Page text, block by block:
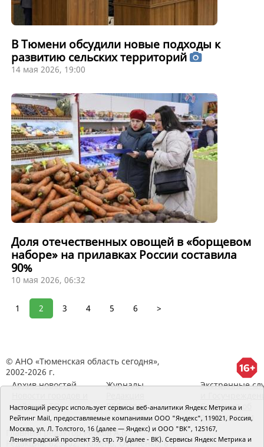
В Тюмени обсудили новые подходы к
развитию сельских территорий
14 мая 2026, 19:00
Доля отечественных овощей в «борщевом
наборе» на прилавках России составила
90%
10 мая 2026, 06:32
1 2 3 4 5 6 >
© АНО «Тюменская область сегодня»,
2002-2026 г.
Архив новостей
районов ТО
Журналы
RSS поток
Экстренные
Сведения об
организации
Главный редактор Рябков А.В.
Редакция: 625002, Тюмень, Осипенко, 81,
Настоящий ресурс использует сервисы веб-аналитики Яндекс Метрика и
Рейтинг Mail, предоставляемые компаниями ООО "Яндекс", 119021, Россия,
Москва, ул. Л. Толстого, 16 (далее — Яндекс) и ООО "ВК", 125167,
Ленинградский проспект 39, стр. 79 (далее - ВК). Сервисы Яндекс Метрика и